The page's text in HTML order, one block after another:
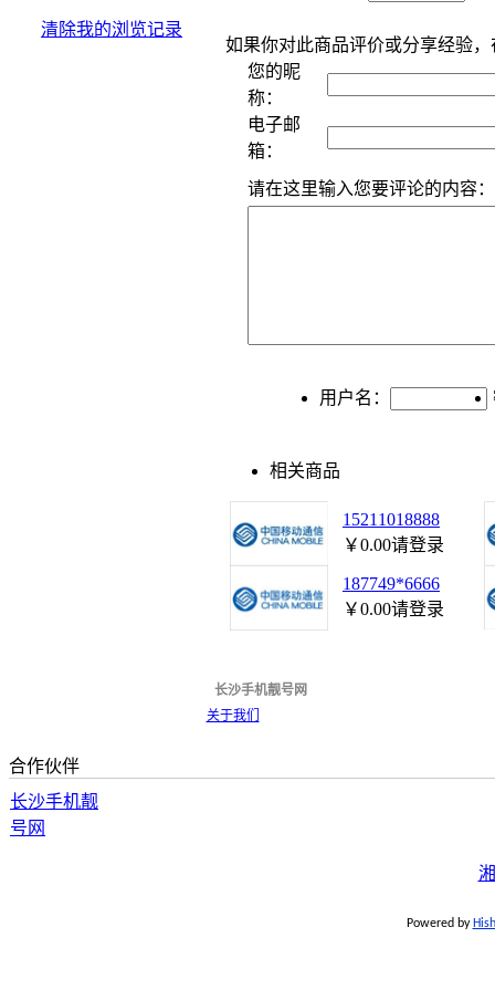
清除我的浏览记录
如果你对此商品评价或分享经验，
您的昵
称：
电子邮
箱：
请在这里输入您要评论的内容：
用户名：
相关商品
15211018888
￥0.00请登录
187749*6666
￥0.00请登录
长沙手机靓号网
关于我们
合作伙伴
长沙手机靓
号网
Powered by